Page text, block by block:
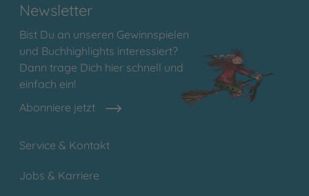
Newsletter
Bist Du an unseren Gewinnspielen
und Buchhighlights interessiert?
Dann trage Dich hier schnell und
einfach ein!
Abonniere jetzt
Service & Kontakt
Jobs & Karriere